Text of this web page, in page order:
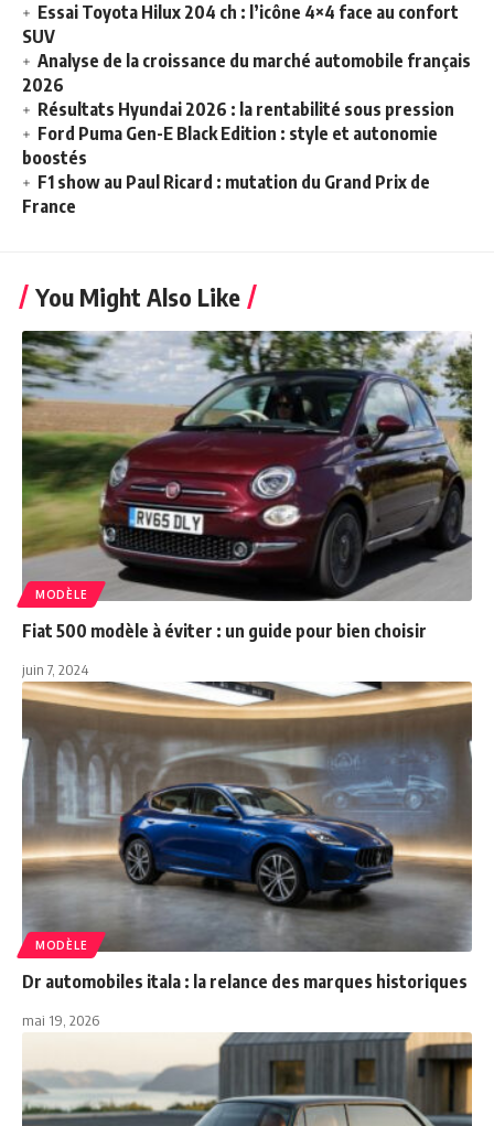
Essai Toyota Hilux 204 ch : l’icône 4×4 face au confort
SUV
Analyse de la croissance du marché automobile français
2026
Résultats Hyundai 2026 : la rentabilité sous pression
Ford Puma Gen-E Black Edition : style et autonomie
boostés
F1 show au Paul Ricard : mutation du Grand Prix de
France
You Might Also Like
MODÈLE
Fiat 500 modèle à éviter : un guide pour bien choisir
juin 7, 2024
MODÈLE
Dr automobiles itala : la relance des marques historiques
mai 19, 2026